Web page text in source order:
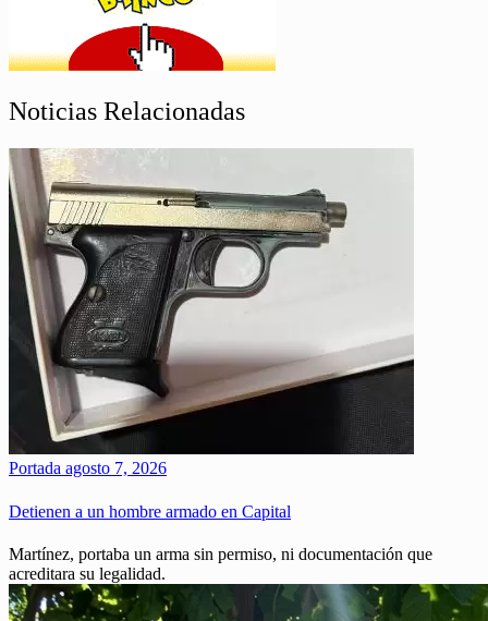
Noticias Relacionadas
Portada agosto 7, 2026
Detienen a un hombre armado en Capital
Martínez, portaba un arma sin permiso, ni documentación que
acreditara su legalidad.